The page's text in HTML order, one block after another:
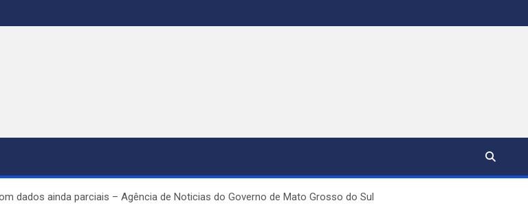
dados ainda parciais – Agência de Noticias do Governo de Mato Grosso do Sul